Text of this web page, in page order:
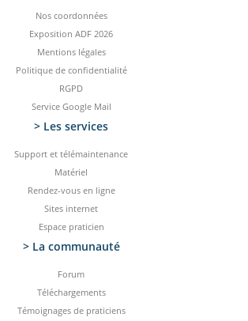
Nos coordonnées
Exposition ADF 2026
Mentions légales
Politique de confidentialité
RGPD
Service Google Mail
> Les services
Support et télémaintenance
Matériel
Rendez-vous en ligne
Sites internet
Espace praticien
> La communauté
Forum
Téléchargements
Témoignages de praticiens